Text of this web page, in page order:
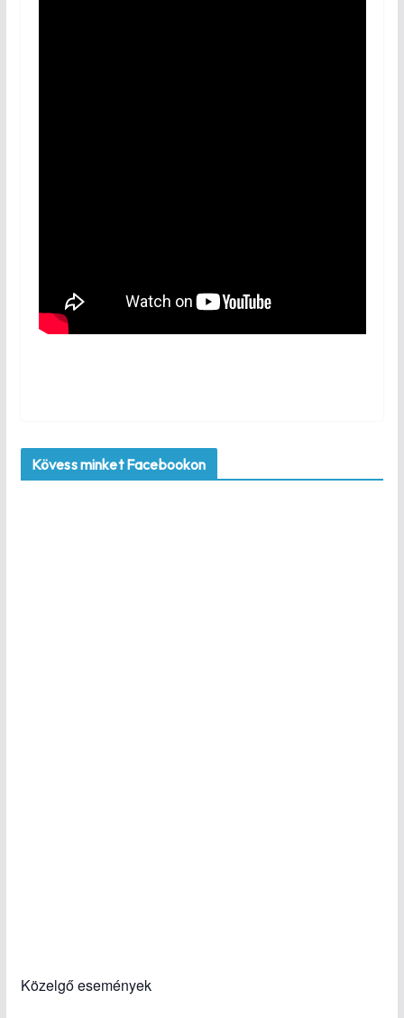
Kövess minket Facebookon
Közelgő események